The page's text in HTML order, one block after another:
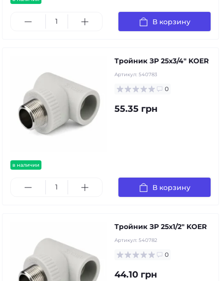
В корзину
в наличии
Тройник ЗР 25х3/4" KOER
Артикул: 540783
0
55.35 грн
В корзину
Тройник ЗР 25х1/2" KOER
Артикул: 540782
0
44.10 грн